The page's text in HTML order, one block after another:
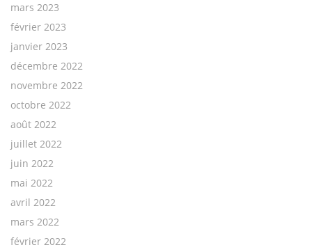
mars 2023
février 2023
janvier 2023
décembre 2022
novembre 2022
octobre 2022
août 2022
juillet 2022
juin 2022
mai 2022
avril 2022
mars 2022
février 2022